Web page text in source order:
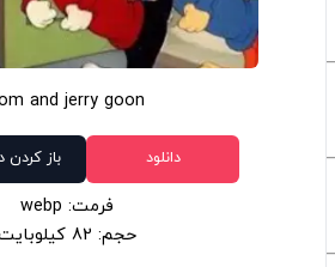
and jerry goon
دانلود باز
فرمت: webp
حجم: 82 کیلوبایت